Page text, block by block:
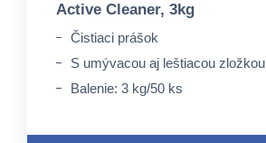
Active Cleaner, 3kg
Čistiaci prášok
S umývacou aj leštiacou zložkou
Balenie: 3 kg/50 ks